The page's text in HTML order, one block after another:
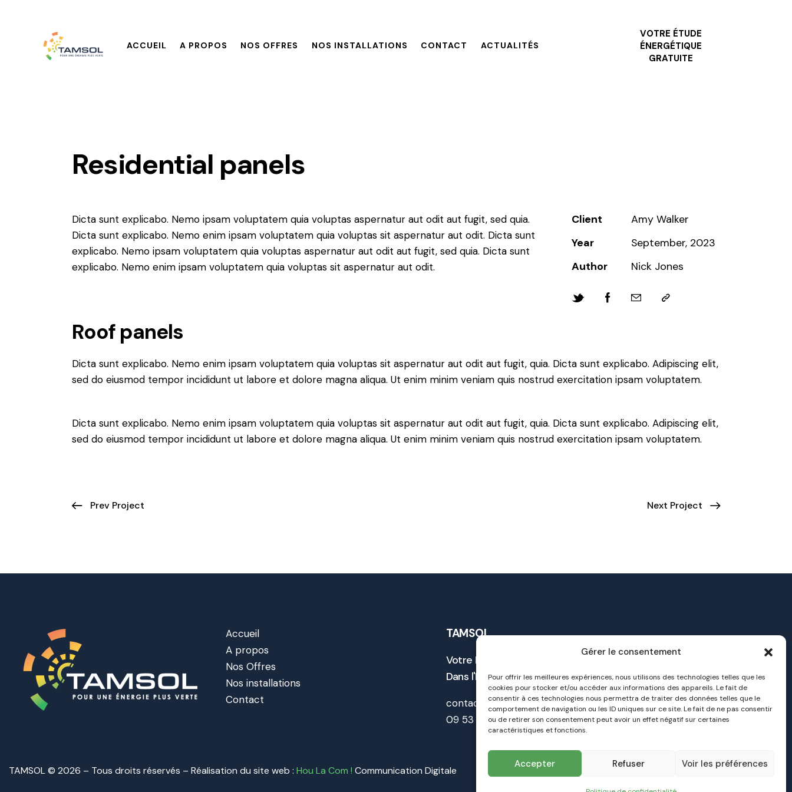
Gérer le consentement
Pour offrir les meilleures expériences, nous utilisons des technologies telles que les
cookies pour stocker et/ou accéder aux informations des appareils. Le fait de
consentir à ces technologies nous permettra de traiter des données telles que le
comportement de navigation ou les ID uniques sur ce site. Le fait de ne pas consentir
ou de retirer son consentement peut avoir un effet négatif sur certaines
caractéristiques et fonctions.
Accepter Refuser Voir les préférences
ACCUEIL A PROPOS NOS OFFRES NOS INSTALLATIONS CONTACT ACTUALITÉS
VOTRE ÉTUDE
ÉNERGÉTIQUE
GRATUITE
Residential panels
Dicta sunt explicabo. Nemo ipsam voluptatem quia voluptas aspernatur aut odit aut fugit, sed quia.
Dicta sunt explicabo. Nemo enim ipsam voluptatem quia voluptas sit aspernatur aut odit. Dicta sunt
explicabo. Nemo ipsam voluptatem quia voluptas aspernatur aut odit aut fugit, sed quia. Dicta sunt
explicabo. Nemo enim ipsam voluptatem quia voluptas sit aspernatur aut odit.
Client
Amy Walker
Year
September, 2023
Author
Nick Jones
Roof panels
Dicta sunt explicabo. Nemo enim ipsam voluptatem quia voluptas sit aspernatur aut odit aut fugit, quia. Dicta sunt explicabo. Adipiscing elit,
sed do eiusmod tempor incididunt ut labore et dolore magna aliqua. Ut enim minim veniam quis nostrud exercitation ipsam voluptatem.
Dicta sunt explicabo. Nemo enim ipsam voluptatem quia voluptas sit aspernatur aut odit aut fugit, quia. Dicta sunt explicabo. Adipiscing elit,
sed do eiusmod tempor incididunt ut labore et dolore magna aliqua. Ut enim minim veniam quis nostrud exercitation ipsam voluptatem.
Prev Project Next Project
Accueil
A propos
Nos Offres
Nos installations
Contact
TAMSOL
Votre Expert de la transition énergétique
Dans l'Hérault et dans le Gard
contact@tamsol.fr
09 53 15 25 21
TAMSOL © 2026 – Tous droits réservés – Réalisation du site web : Hou La Com ! Communication Digitale